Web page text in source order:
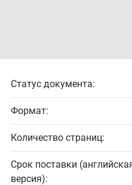
Статус документа:
Формат:
Количество страниц:
Срок поставки
версия):